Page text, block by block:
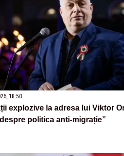
18:50
explozive la adresa lui Viktor
politica anti-migrație”